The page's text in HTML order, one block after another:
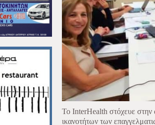
Το InterHealth στόχευε στην
ικανοτήτων των